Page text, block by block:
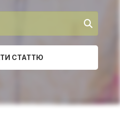
СТАТТЮ